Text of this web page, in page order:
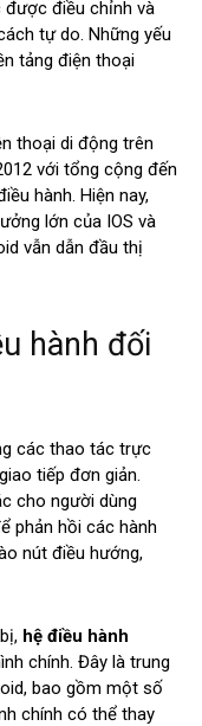
được điều chỉnh và
tự do. Những yếu
tảng điện thoại
thoại di động trên
với tổng cộng đến
hành. Hiện nay,
lớn của IOS và
vẫn dẫn đầu thị
hành đối
các thao tác trực
tiếp đơn giản.
cho người dùng
phản hồi các hành
nút điều hướng,
hệ điều hành
chính. Đây là trung
bao gồm một số
chính có thể thay